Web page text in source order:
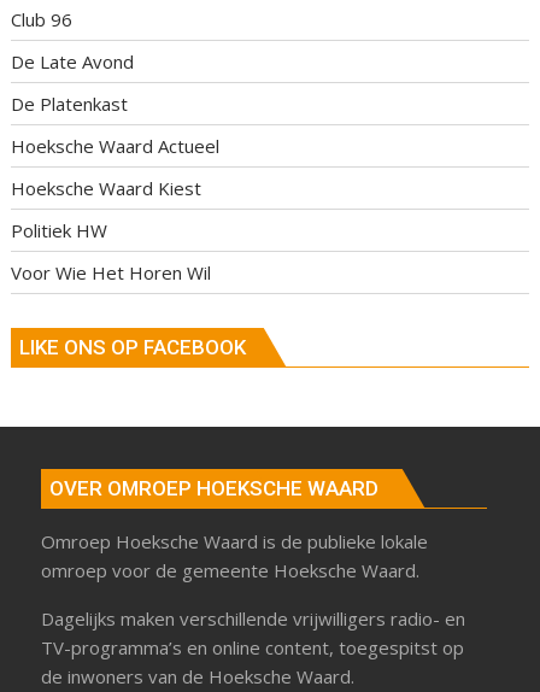
Club 96
De Late Avond
De Platenkast
Hoeksche Waard Actueel
Hoeksche Waard Kiest
Politiek HW
Voor Wie Het Horen Wil
LIKE ONS OP FACEBOOK
OVER OMROEP HOEKSCHE WAARD
Omroep Hoeksche Waard is de publieke lokale
omroep voor de gemeente Hoeksche Waard.
Dagelijks maken verschillende vrijwilligers radio- en
TV-programma’s en online content, toegespitst op
de inwoners van de Hoeksche Waard.